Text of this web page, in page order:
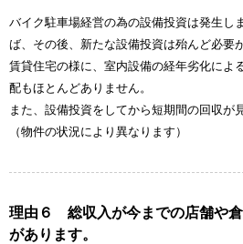
バイク駐車場経営の為の設備投資は発生し
ば、その後、新たな設備投資は殆んど必要
賃貸住宅の様に、室内設備の経年劣化によ
配もほとんどありません。
また、設備投資をしてから短期間の回収が
（物件の状況により異なります）
理由６ 総収入が今までの店舗や
があります。